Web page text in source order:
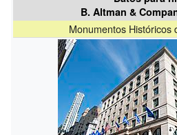
B. Altman &
Monumentos Históricos